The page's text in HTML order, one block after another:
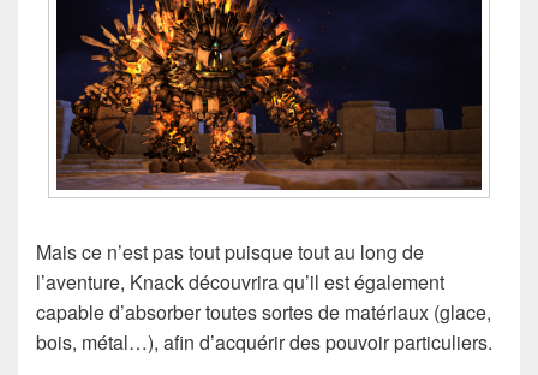
Mais ce n’est pas tout puisque tout au long de
l’aventure, Knack découvrira qu’il est également
capable d’absorber toutes sortes de matériaux (glace,
bois, métal…), afin d’acquérir des pouvoir particuliers.